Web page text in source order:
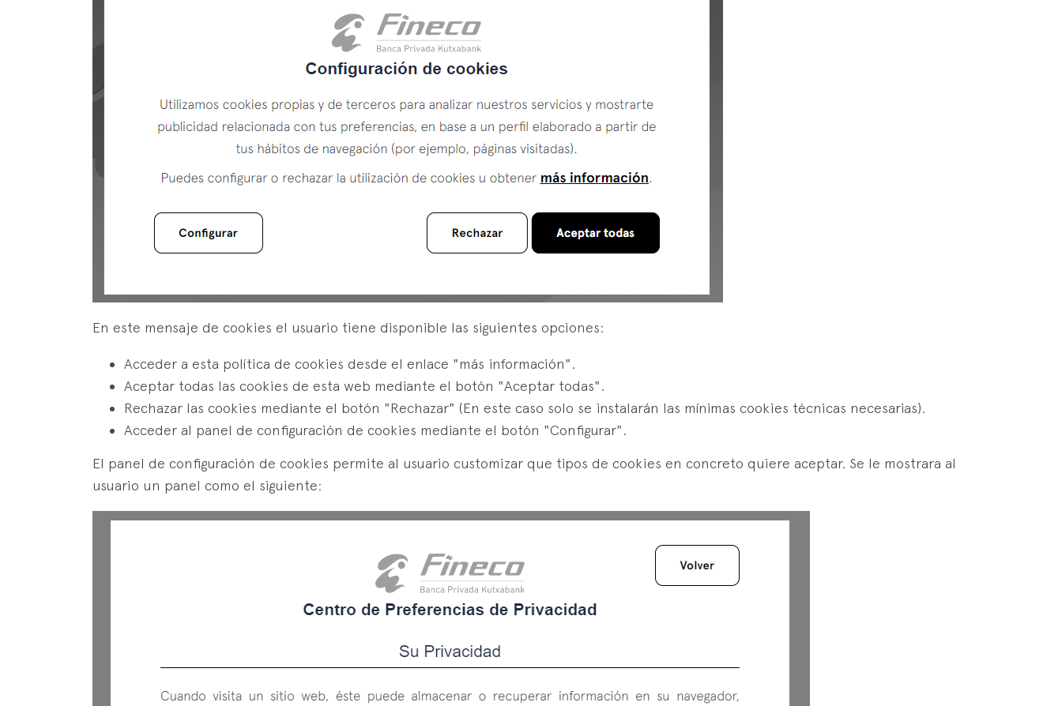
En este mensaje de cookies el usuario tiene disponible las siguientes opciones:
Acceder a esta política de cookies desde el enlace "más información".
Aceptar todas las cookies de esta web mediante el botón "Aceptar todas".
Rechazar las cookies mediante el botón "Rechazar" (En este caso solo se instalarán las mínimas cookies técnicas necesarias).
Acceder al panel de configuración de cookies mediante el botón "Configurar".
El panel de configuración de cookies permite al usuario customizar que tipos de cookies en concreto quiere aceptar. Se le mostrara al
usuario un panel como el siguiente: